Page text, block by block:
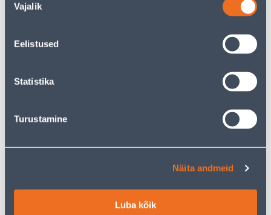
valik
Vajalik
Eelistused
Statistika
Turustamine
Näita andmeid
Luba kõik
5.00 €
RAAM 3-NE DELTALINE
RAAM 5-NE DELTALINE